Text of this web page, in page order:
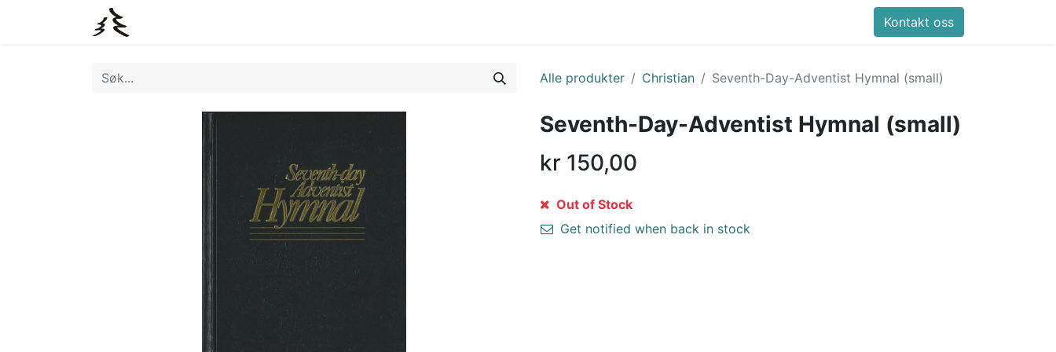
Kontakt oss
Alle produkter Christian Seventh-Day-Adventist Hymnal (small)
Seventh-Day-Adventist Hymnal (small)
kr 150,00
Out of Stock
Get notified when back in stock